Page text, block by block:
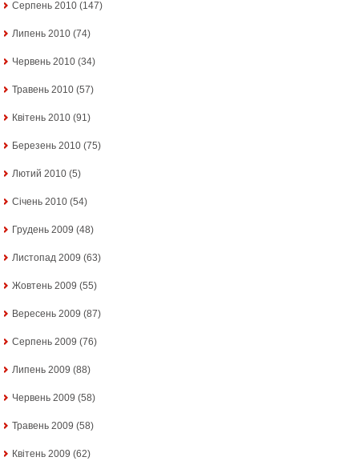
Серпень 2010 (147)
Липень 2010 (74)
Червень 2010 (34)
Травень 2010 (57)
Квітень 2010 (91)
Березень 2010 (75)
Лютий 2010 (5)
Січень 2010 (54)
Грудень 2009 (48)
Листопад 2009 (63)
Жовтень 2009 (55)
Вересень 2009 (87)
Серпень 2009 (76)
Липень 2009 (88)
Червень 2009 (58)
Травень 2009 (58)
Квітень 2009 (62)